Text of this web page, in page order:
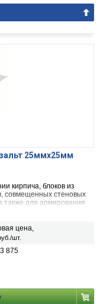
25ммх25мм
кирпича, блоков из
совмещенных стеновых
также для армирования
цена,
шт.
3 875